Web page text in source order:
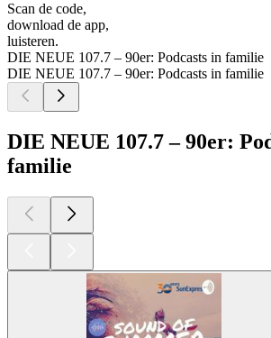
Scan de code,
download de app,
luisteren.
DIE NEUE 107.7 – 90er: Podcasts in familie
DIE NEUE 107.7 – 90er: Podcasts in familie
DIE NEUE 107.7 – 90er:
familie